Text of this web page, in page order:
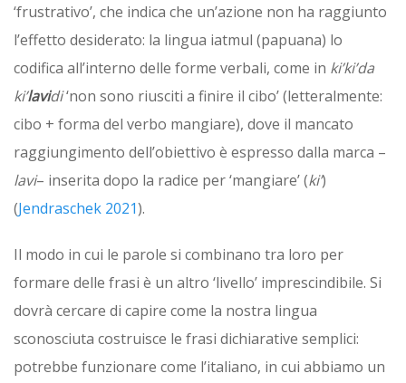
‘frustrativo’, che indica che un’azione non ha raggiunto
l’effetto desiderato: la lingua iatmul (papuana) lo
codifica all’interno delle forme verbali, come in ki’ki’da
ki’lavidi‘non sono riusciti a finire il cibo’ (letteralmente:
cibo + forma del verbo mangiare), dove il mancato
raggiungimento dell’obiettivo è espresso dalla marca –
lavi– inserita dopo la radice per ‘mangiare’ (ki’)
(Jendraschek 2021).
Il modo in cui le parole si combinano tra loro per
formare delle frasi è un altro ‘livello’ imprescindibile. Si
dovrà cercare di capire come la nostra lingua
sconosciuta costruisce le frasi dichiarative semplici:
potrebbe funzionare come l’italiano, in cui abbiamo un